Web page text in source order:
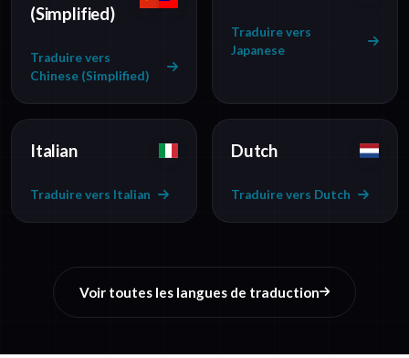
(Simplified)
Traduire vers
Chinese (Simplified)
Traduire vers
Japanese
Italian
Traduire vers Italian
Dutch
Traduire vers Dutch
Voir toutes les langues de traduction